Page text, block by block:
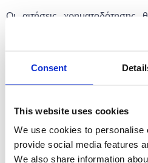
Consent
This website uses cookies
We use cookies to personalise
provide social media features
We also share information
Οι αιτήσεις χρηματοδότησης
προτεραιότητας, σύμφωνα με
http://
id=85&cs=
https://www.espa.gr/el/